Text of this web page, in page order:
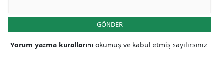
GÖNDER
Yorum yazma kurallarını okumuş ve kabul etmiş sayılırsınız